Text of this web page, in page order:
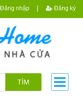
nhập | Đăng ký
TÌM